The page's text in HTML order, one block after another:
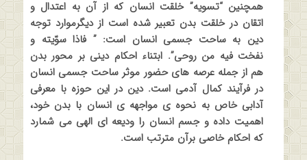
همچنین “تسویه” خلقت انسان که از آن به اعتدال و
اتقان در خلقت بدن تعبیر شده است از دیگرموارد توجه
دین به ساحت جسمی انسان است: ” فاذا سوّیته و
نفخت فیه من روحی”. ابتناء احکام دینی بر محور بدن
هم از جمله عرصه های حضور موثر ساحت جسمی انسان
در فرآیند کمال آدمی است. دین در این حوزه با معرفی
آدابی خاص به نحوه ی مواجهه ی انسان با بدن خود،
اهمیت داده و جسم انسان را ودیعه ای الهی می شمارد
که احکام خاصی برآن مترتب است.